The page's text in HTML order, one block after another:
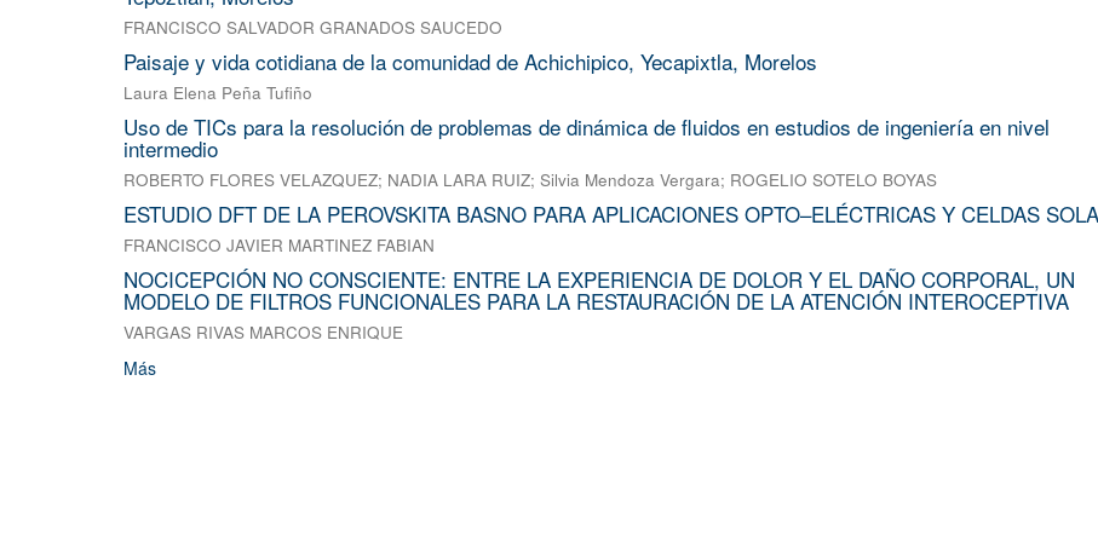
FRANCISCO SALVADOR GRANADOS SAUCEDO
Paisaje y vida cotidiana de la comunidad de Achichipico, Yecapixtla, Morelos
Laura Elena Peña Tufiño
Uso de TICs para la resolución de problemas de dinámica de fluidos en estudios de ingeniería en nivel
intermedio
ROBERTO FLORES VELAZQUEZ; NADIA LARA RUIZ; Silvia Mendoza Vergara; ROGELIO SOTELO BOYAS
ESTUDIO DFT DE LA PEROVSKITA BASNO PARA APLICACIONES OPTO–ELÉCTRICAS Y CELDAS
FRANCISCO JAVIER MARTINEZ FABIAN
NOCICEPCIÓN NO CONSCIENTE: ENTRE LA EXPERIENCIA DE DOLOR Y EL DAÑO CORPORAL, UN
MODELO DE FILTROS FUNCIONALES PARA LA RESTAURACIÓN DE LA ATENCIÓN INTEROCEPTIVA
VARGAS RIVAS MARCOS ENRIQUE
Más